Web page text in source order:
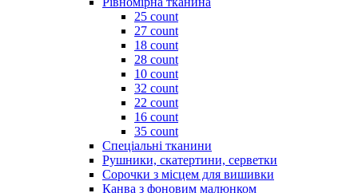
25 count
27 count
18 count
28 count
10 count
32 count
22 count
16 count
35 count
Спеціальні тканини
Рушники, скатертини, серветки
Сорочки з місцем для вишивки
Канва з фоновим малюнком